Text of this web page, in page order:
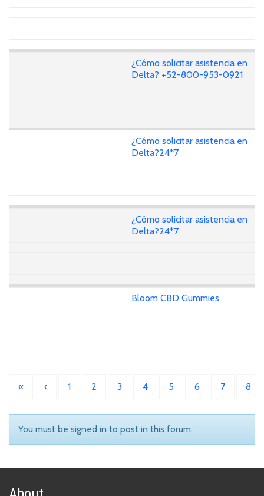
¿Cómo solicitar asistencia en
Delta? +52-800-953-0921
¿Cómo solicitar asistencia en
Delta?24*7
¿Cómo solicitar asistencia en
Delta?24*7
Bloom CBD Gummies
« ‹ 1 2 3 4 5 6 7 8
You must be signed in to post in this forum.